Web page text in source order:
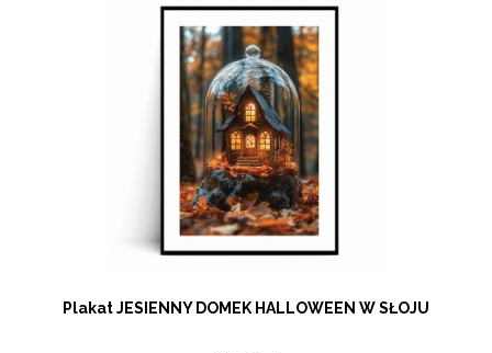
Plakat JESIENNY DOMEK HALLOWEEN W SŁOJU